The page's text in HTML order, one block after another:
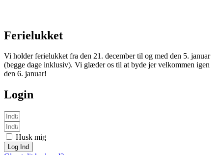
Ferielukket
Vi holder ferielukket fra den 21. december til og med den 5. januar
(begge dage inklusiv). Vi glæder os til at byde jer velkommen igen
den 6. januar!
Login
Husk mig
Log Ind